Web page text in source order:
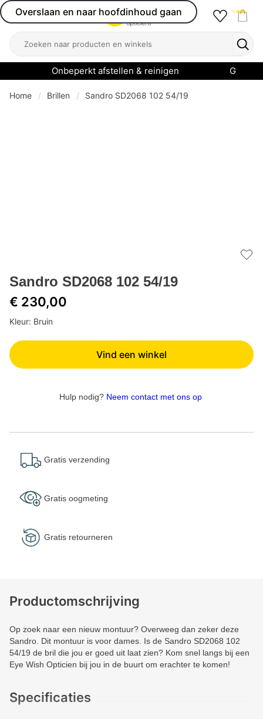
Overslaan en naar hoofdinhoud gaan
Open menu
Zoeken
Onbeperkt afstellen & reinigen
Home Brillen Sandro SD2068 102 54/19
Sandro SD2068 102 54/19
€ 230,00
Kleur: Bruin
Vind een winkel
Hulp nodig? Neem contact met ons op
Gratis verzending
Gratis oogmeting
Gratis retourneren
Productomschrijving
Op zoek naar een nieuw montuur? Overweeg dan zeker deze
Sandro. Dit montuur is voor dames. Is de Sandro SD2068 102
54/19 de bril die jou er goed uit laat zien? Kom snel langs bij een
Eye Wish Opticien bij jou in de buurt om erachter te komen!
Specificaties